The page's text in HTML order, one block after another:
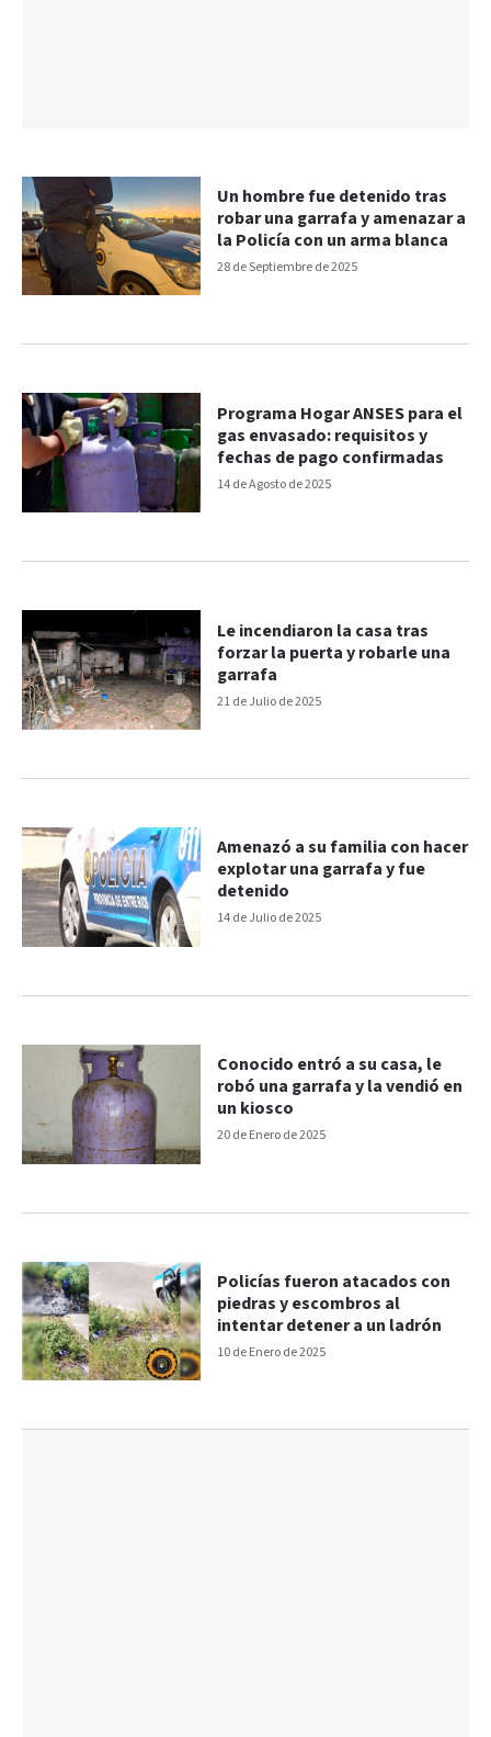
28 de Septiembre de 2025
Un hombre fue detenido tras
robar una garrafa y amenazar a
la Policía con un arma blanca
14 de Agosto de 2025
Programa Hogar ANSES para el
gas envasado: requisitos y
fechas de pago confirmadas
21 de Julio de 2025
Le incendiaron la casa tras
forzar la puerta y robarle una
garrafa
14 de Julio de 2025
Amenazó a su familia con hacer
explotar una garrafa y fue
detenido
20 de Enero de 2025
Conocido entró a su casa, le
robó una garrafa y la vendió en
un kiosco
10 de Enero de 2025
Policías fueron atacados con
piedras y escombros al
intentar detener a un ladrón